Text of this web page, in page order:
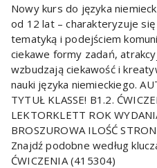
Nowy kurs do języka
od 12 lat – charakteryzuje
tematyką i podejściem
ciekawe formy zadań,
wzbudzają ciekawość i
nauki języka niemieckiego.
TYTUŁ KLASSE! B1.2.
LEKTORKLETT ROK
BROSZUROWA ILOŚĆ
Znajdź podobne według
ĆWICZENIA (415304)